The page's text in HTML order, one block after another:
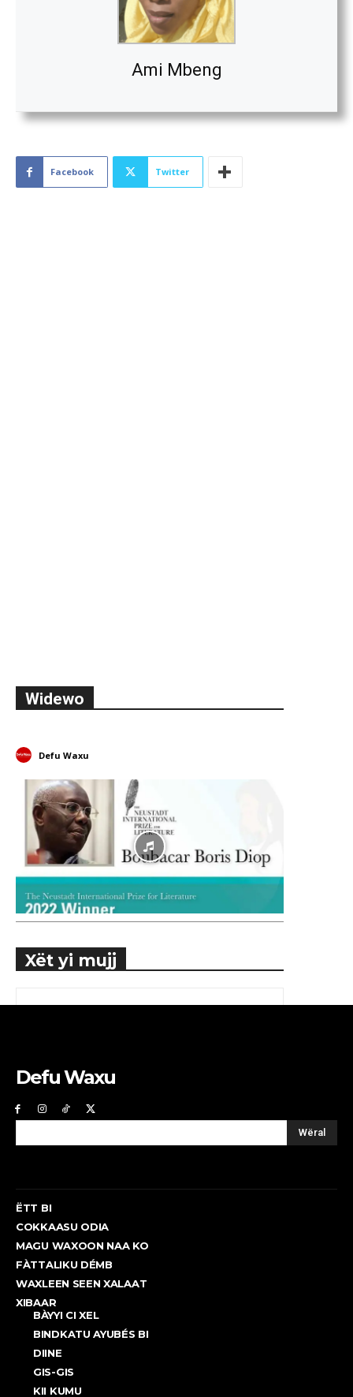
Ami Mbeng
Facebook Twitter
Widewo
Defu Waxu
Xët yi mujj
Defu Waxu
Wëral
ËTT BI
COKKAASU ODIA
MAGU WAXOON NAA KO
FÀTTALIKU DÉMB
WAXLEEN SEEN XALAAT
XIBAAR
BÀYYI CI XEL
BINDKATU AYUBÉS BI
DIINE
GIS-GIS
KII KUMU